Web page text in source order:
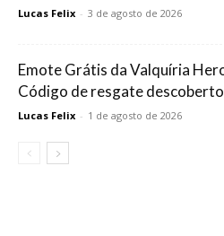
Lucas Felix - 3 de agosto de 2026
Emote Grátis da Valquíria
Código de resgate
Lucas Felix - 1 de agosto de 2026